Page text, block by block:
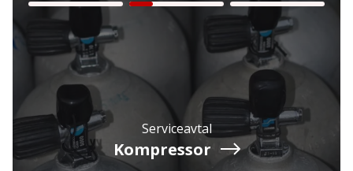
Privatperson Inkl. moms
Serviceavtal
Kompressor